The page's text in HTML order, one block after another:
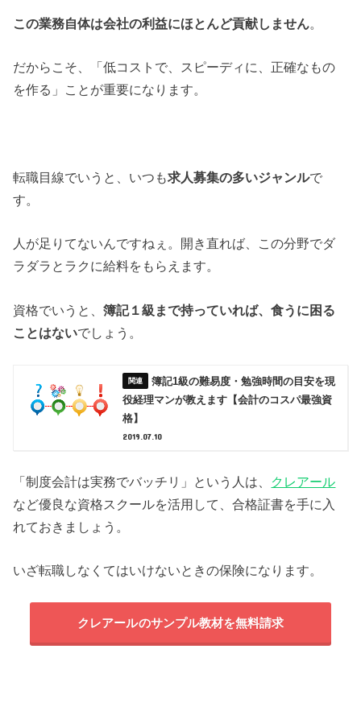
この業務自体は会社の利益にほとんど貢献しません。
だからこそ、「低コストで、スピーディに、正確なもの
を作る」ことが重要になります。
転職目線でいうと、いつも求人募集の多いジャンルで
す。
人が足りてないんですねぇ。開き直れば、この分野でダ
ラダラとラクに給料をもらえます。
資格でいうと、簿記１級まで持っていれば、食うに困る
ことはないでしょう。
簿記1級の難易度・勉強時間の目安を現
役経理マンが教えます【会計のコスパ最強資
格】
2019.07.10
「制度会計は実務でバッチリ」という人は、 クレアール
など優良な資格スクールを活用して、合格証書を手に入
れておきましょう。
いざ転職しなくてはいけないときの保険になります。
クレアールのサンプル教材を無料請求